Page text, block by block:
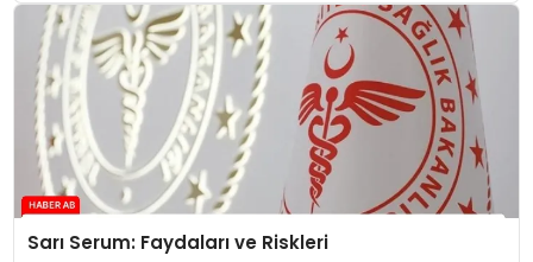
Sarı Serum: Faydaları ve Riskleri